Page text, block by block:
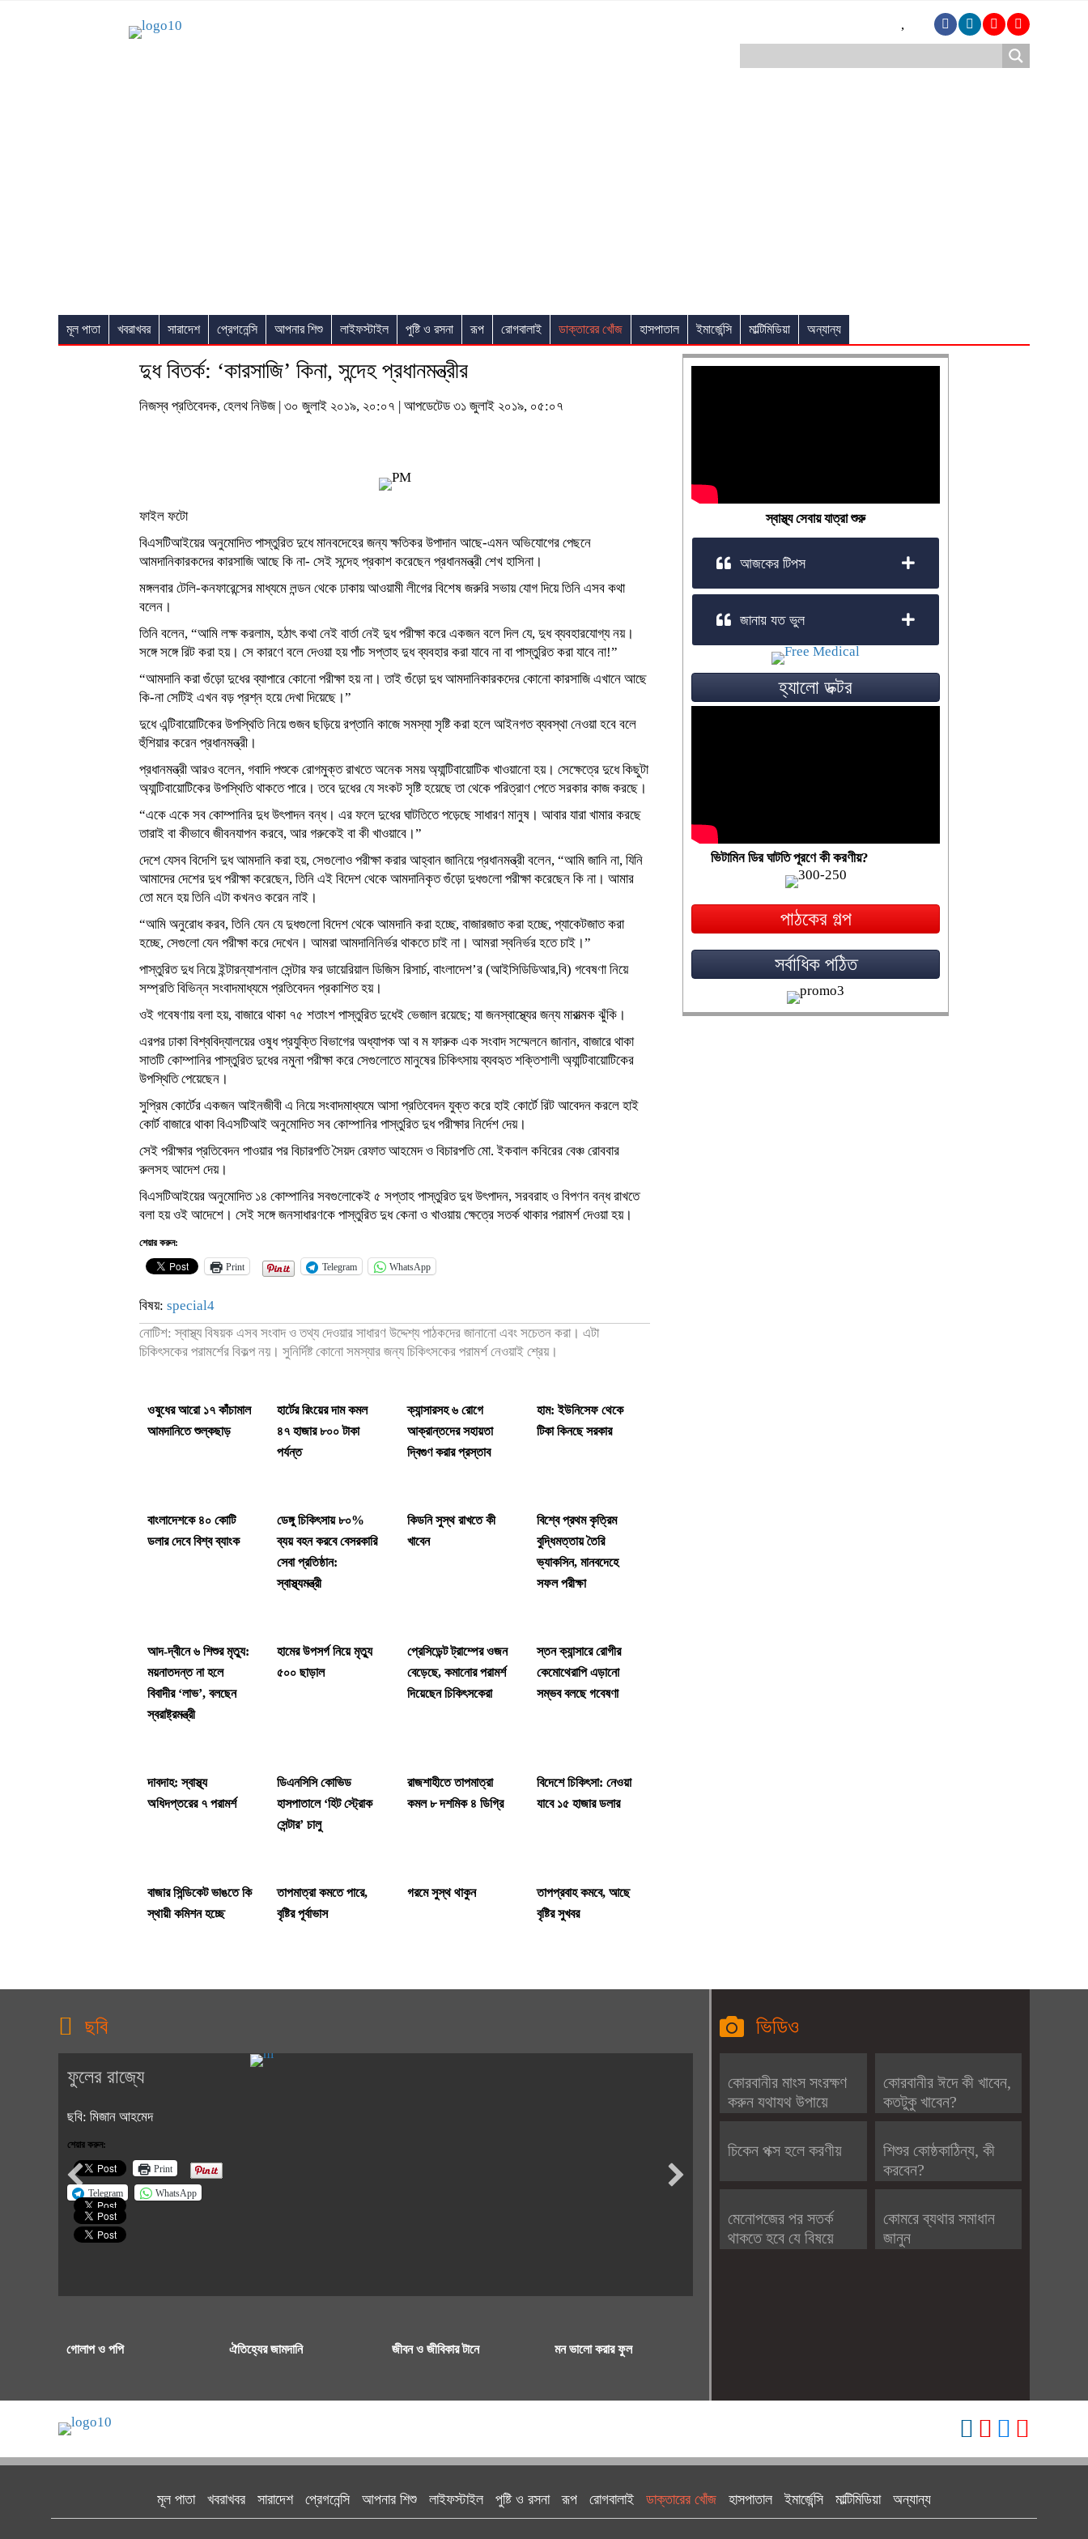
,
মূল পাতা খবরাখবর সারাদেশ প্রেগনেন্সি আপনার শিশু লাইফস্টাইল পুষ্টি ও রসনা রূপ রোগবালাই ডাক্তারের খোঁজ হাসপাতাল ইমার্জেন্সি মাল্টিমিডিয়া অন্যান্য
দুধ বিতর্ক: ‘কারসাজি’ কিনা, সন্দেহ প্রধানমন্ত্রীর
নিজস্ব প্রতিবেদক, হেলথ নিউজ | ৩০ জুলাই ২০১৯, ২০:০৭ | আপডেটেড ৩১ জুলাই ২০১৯, ০৫:০৭
ফাইল ফটো
বিএসটিআইয়ের অনুমোদিত পাস্তুরিত দুধে মানবদেহের জন্য ক্ষতিকর উপাদান আছে-এমন অভিযোগের পেছনে
আমদানিকারকদের কারসাজি আছে কি না- সেই সন্দেহ প্রকাশ করেছেন প্রধানমন্ত্রী শেখ হাসিনা।
মঙ্গলবার টেলি-কনফারেন্সের মাধ্যমে লন্ডন থেকে ঢাকায় আওয়ামী লীগের বিশেষ জরুরি সভায় যোগ দিয়ে তিনি এসব কথা
বলেন।
তিনি বলেন, “আমি লক্ষ করলাম, হঠাৎ কথা নেই বার্তা নেই দুধ পরীক্ষা করে একজন বলে দিল যে, দুধ ব্যবহারযোগ্য নয়।
সঙ্গে সঙ্গে রিট করা হয়। সে কারণে বলে দেওয়া হয় পাঁচ সপ্তাহ দুধ ব্যবহার করা যাবে না বা পাস্তুরিত করা যাবে না!”
“আমদানি করা গুঁড়ো দুধের ব্যাপারে কোনো পরীক্ষা হয় না। তাই গুঁড়ো দুধ আমদানিকারকদের কোনো কারসাজি এখানে আছে
কি-না সেটিই এখন বড় প্রশ্ন হয়ে দেখা দিয়েছে।”
দুধে এন্টিবায়োটিকের উপস্থিতি নিয়ে গুজব ছড়িয়ে রপ্তানি কাজে সমস্যা সৃষ্টি করা হলে আইনগত ব্যবস্থা নেওয়া হবে বলে
হুঁশিয়ার করেন প্রধানমন্ত্রী।
প্রধানমন্ত্রী আরও বলেন, গবাদি পশুকে রোগমুক্ত রাখতে অনেক সময় অ্যান্টিবায়োটিক খাওয়ানো হয়। সেক্ষেত্রে দুধে কিছুটা
অ্যান্টিবায়োটিকের উপস্থিতি থাকতে পারে। তবে দুধের যে সংকট সৃষ্টি হয়েছে তা থেকে পরিত্রাণ পেতে সরকার কাজ করছে।
“একে একে সব কোম্পানির দুধ উৎপাদন বন্ধ। এর ফলে দুধের ঘাটতিতে পড়েছে সাধারণ মানুষ। আবার যারা খামার করছে
তারাই বা কীভাবে জীবনযাপন করবে, আর গরুকেই বা কী খাওয়াবে।”
দেশে যেসব বিদেশি দুধ আমদানি করা হয়, সেগুলোও পরীক্ষা করার আহ্বান জানিয়ে প্রধানমন্ত্রী বলেন, “আমি জানি না, যিনি
আমাদের দেশের দুধ পরীক্ষা করেছেন, তিনি এই বিদেশ থেকে আমদানিকৃত গুঁড়ো দুধগুলো পরীক্ষা করেছেন কি না। আমার
তো মনে হয় তিনি এটা কখনও করেন নাই।
“আমি অনুরোধ করব, তিনি যেন যে দুধগুলো বিদেশ থেকে আমদানি করা হচ্ছে, বাজারজাত করা হচ্ছে, প্যাকেটজাত করা
হচ্ছে, সেগুলো যেন পরীক্ষা করে দেখেন। আমরা আমদানিনির্ভর থাকতে চাই না। আমরা স্বনির্ভর হতে চাই।”
পাস্তুরিত দুধ নিয়ে ইন্টারন্যাশনাল সেন্টার ফর ডায়েরিয়াল ডিজিস রিসার্চ, বাংলাদেশ’র (আইসিডিডিআর,বি) গবেষণা নিয়ে
সম্প্রতি বিভিন্ন সংবাদমাধ্যমে প্রতিবেদন প্রকাশিত হয়।
ওই গবেষণায় বলা হয়, বাজারে থাকা ৭৫ শতাংশ পাস্তুরিত দুধেই ভেজাল রয়েছে; যা জনস্বাস্থ্যের জন্য মারাত্মক ঝুঁকি।
এরপর ঢাকা বিশ্ববিদ্যালয়ের ওষুধ প্রযুক্তি বিভাগের অধ্যাপক আ ব ম ফারুক এক সংবাদ সম্মেলনে জানান, বাজারে থাকা
সাতটি কোম্পানির পাস্তুরিত দুধের নমুনা পরীক্ষা করে সেগুলোতে মানুষের চিকিৎসায় ব্যবহৃত শক্তিশালী অ্যান্টিবায়োটিকের
উপস্থিতি পেয়েছেন।
সুপ্রিম কোর্টের একজন আইনজীবী এ নিয়ে সংবাদমাধ্যমে আসা প্রতিবেদন যুক্ত করে হাই কোর্টে রিট আবেদন করলে হাই
কোর্ট বাজারে থাকা বিএসটিআই অনুমোদিত সব কোম্পানির পাস্তুরিত দুধ পরীক্ষার নির্দেশ দেয়।
সেই পরীক্ষার প্রতিবেদন পাওয়ার পর বিচারপতি সৈয়দ রেফাত আহমেদ ও বিচারপতি মো. ইকবাল কবিরের বেঞ্চ রোববার
রুলসহ আদেশ দেয়।
বিএসটিআইয়ের অনুমোদিত ১৪ কোম্পানির সবগুলোকেই ৫ সপ্তাহ পাস্তুরিত দুধ উৎপাদন, সরবরাহ ও বিপণন বন্ধ রাখতে
বলা হয় ওই আদেশে। সেই সঙ্গে জনসাধারণকে পাস্তুরিত দুধ কেনা ও খাওয়ায় ক্ষেত্রে সতর্ক থাকার পরামর্শ দেওয়া হয়।
শেয়ার করুন:
Print Telegram WhatsApp
বিষয়: special4
নোটিশ: স্বাস্থ্য বিষয়ক এসব সংবাদ ও তথ্য দেওয়ার সাধারণ উদ্দেশ্য পাঠকদের জানানো এবং সচেতন করা। এটা
চিকিৎসকের পরামর্শের বিকল্প নয়। সুনির্দিষ্ট কোনো সমস্যার জন্য চিকিৎসকের পরামর্শ নেওয়াই শ্রেয়।
ওষুধের আরো ১৭ কাঁচামাল
আমদানিতে শুল্কছাড়
হার্টের রিংয়ের দাম কমল
৪৭ হাজার ৮০০ টাকা
পর্যন্ত
ক্যান্সারসহ ৬ রোগে
আক্রান্তদের সহায়তা
দ্বিগুণ করার প্রস্তাব
হাম: ইউনিসেফ থেকে
টিকা কিনছে সরকার
বাংলাদেশকে ৪০ কোটি
ডলার দেবে বিশ্ব ব্যাংক
ডেঙ্গু চিকিৎসায় ৮০%
ব্যয় বহন করবে বেসরকারি
সেবা প্রতিষ্ঠান:
স্বাস্থ্যমন্ত্রী
কিডনি সুস্থ রাখতে কী
খাবেন
বিশ্বে প্রথম কৃত্রিম
বুদ্ধিমত্তায় তৈরি
ভ্যাকসিন, মানবদেহে
সফল পরীক্ষা
আদ-দ্বীনে ৬ শিশুর মৃত্যু:
ময়নাতদন্ত না হলে
বিবাদীর ‘লাভ’, বলছেন
স্বরাষ্ট্রমন্ত্রী
হামের উপসর্গ নিয়ে মৃত্যু
৫০০ ছাড়াল
প্রেসিডেন্ট ট্রাম্পের ওজন
বেড়েছে, কমানোর পরামর্শ
দিয়েছেন চিকিৎসকেরা
স্তন ক্যান্সারে রোগীর
কেমোথেরাপি এড়ানো
সম্ভব বলছে গবেষণা
দাবদাহ: স্বাস্থ্য
অধিদপ্তরের ৭ পরামর্শ
ডিএনসিসি কোভিড
হাসপাতালে ‘হিট স্ট্রোক
সেন্টার’ চালু
রাজশাহীতে তাপমাত্রা
কমল ৮ দশমিক ৪ ডিগ্রি
বিদেশে চিকিৎসা: নেওয়া
যাবে ১৫ হাজার ডলার
বাজার সিন্ডিকেট ভাঙতে কি
স্থায়ী কমিশন হচ্ছে
তাপমাত্রা কমতে পারে,
বৃষ্টির পূর্বাভাস
গরমে সুস্থ থাকুন
তাপপ্রবাহ কমবে, আছে
বৃষ্টির সুখবর
স্বাস্থ্য সেবায় যাত্রা শুরু
আজকের টিপস
জানায় যত ভুল
হ্যালো ডক্টর
ভিটামিন ডির ঘাটতি পূরণে কী করণীয়?
পাঠকের গল্প
সর্বাধিক পঠিত
ছবি
ফুলের রাজ্যে
ছবি: মিজান আহমেদ
শেয়ার করুন:
Print
Telegram WhatsApp
গোলাপ ও পপি ঐতিহ্যের জামদানি জীবন ও জীবিকার টানে মন ভালো করার ফুল
ভিডিও
কোরবানীর মাংস সংরক্ষণ
করুন যথাযথ উপায়ে
কোরবানীর ঈদে কী খাবেন,
কতটুকু খাবেন?
চিকেন পক্স হলে করণীয়
শিশুর কোষ্ঠকাঠিন্য, কী
করবেন?
মেনোপজের পর সতর্ক
থাকতে হবে যে বিষয়ে
কোমরে ব্যথার সমাধান
জানুন
মূল পাতা খবরাখবর সারাদেশ প্রেগনেন্সি আপনার শিশু লাইফস্টাইল পুষ্টি ও রসনা রূপ রোগবালাই ডাক্তারের খোঁজ হাসপাতাল ইমার্জেন্সি মাল্টিমিডিয়া অন্যান্য